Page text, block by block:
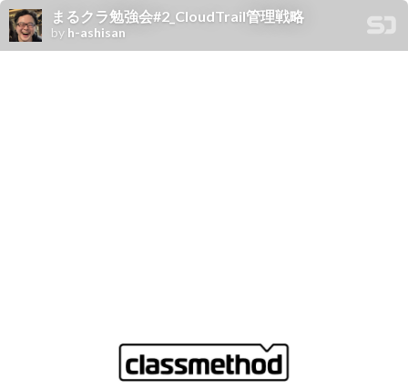
まるクラ勉強会#2_CloudTrail管理戦略
by h-ashisan